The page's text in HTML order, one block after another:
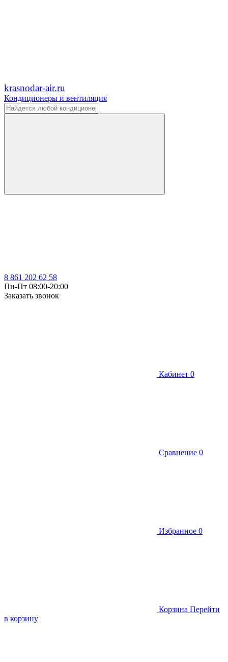
krasnodar-air.ru
Кондиционеры и вентиляция
8 861 202 62 58
Пн-Пт 08:00-20:00
Заказать звонок
Кабинет 0
Сравнение 0
Избранное 0
Корзина Перейти
в корзину